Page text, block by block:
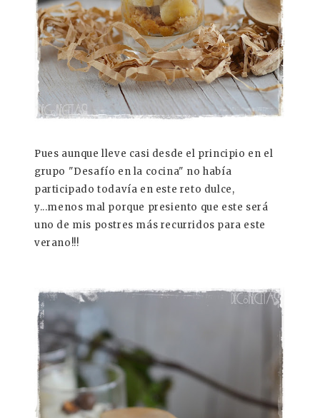
Pues aunque lleve casi desde el principio en el
grupo "Desafío en la cocina" no había
participado todavía en este reto dulce,
y...menos mal porque presiento que este será
uno de mis postres más recurridos para este
verano!!!